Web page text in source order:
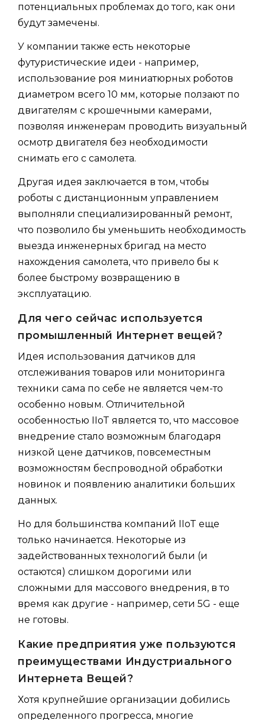
потенциальных проблемах до того, как они
будут замечены.
У компании также есть некоторые
футуристические идеи - например,
использование роя миниатюрных роботов
диаметром всего 10 мм, которые ползают по
двигателям с крошечными камерами,
позволяя инженерам проводить визуальный
осмотр двигателя без необходимости
снимать его с самолета.
Другая идея заключается в том, чтобы
роботы с дистанционным управлением
выполняли специализированный ремонт,
что позволило бы уменьшить необходимость
выезда инженерных бригад на место
нахождения самолета, что привело бы к
более быстрому возвращению в
эксплуатацию.
Для чего сейчас используется
промышленный Интернет вещей?
Идея использования датчиков для
отслеживания товаров или мониторинга
техники сама по себе не является чем-то
особенно новым. Отличительной
особенностью IIoT является то, что массовое
внедрение стало возможным благодаря
низкой цене датчиков, повсеместным
возможностям беспроводной обработки
новинок и появлению аналитики больших
данных.
Но для большинства компаний IIoT еще
только начинается. Некоторые из
задействованных технологий были (и
остаются) слишком дорогими или
сложными для массового внедрения, в то
время как другие - например, сети 5G - еще
не готовы.
Какие предприятия уже пользуются
преимуществами Индустриального
Интернета Вещей?
Хотя крупнейшие организации добились
определенного прогресса, многие